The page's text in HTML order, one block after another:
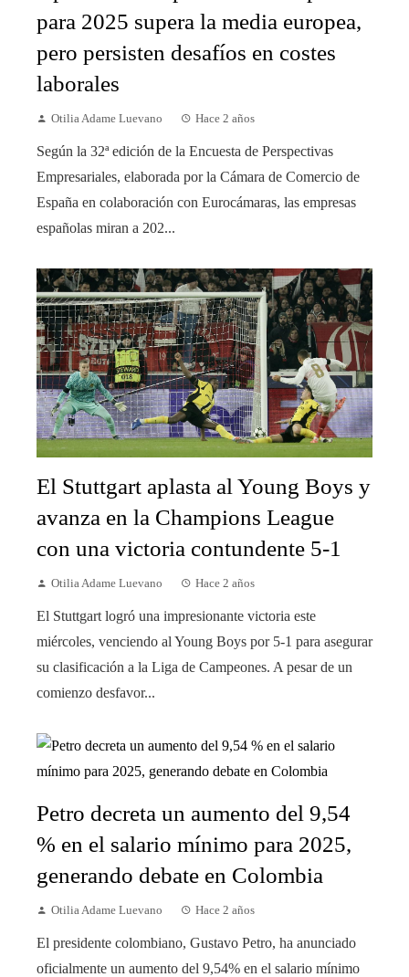
para 2025 supera la media europea,
pero persisten desafíos en costes
laborales
Otilia Adame Luevano Hace 2 años
Según la 32ª edición de la Encuesta de Perspectivas
Empresariales, elaborada por la Cámara de Comercio de
España en colaboración con Eurocámaras, las empresas
españolas miran a 202...
El Stuttgart aplasta al Young Boys y
avanza en la Champions League
con una victoria contundente 5-1
Otilia Adame Luevano Hace 2 años
El Stuttgart logró una impresionante victoria este
miércoles, venciendo al Young Boys por 5-1 para asegurar
su clasificación a la Liga de Campeones. A pesar de un
comienzo desfavor...
Petro decreta un aumento del 9,54
% en el salario mínimo para 2025,
generando debate en Colombia
Otilia Adame Luevano Hace 2 años
El presidente colombiano, Gustavo Petro, ha anunciado
oficialmente un aumento del 9,54% en el salario mínimo